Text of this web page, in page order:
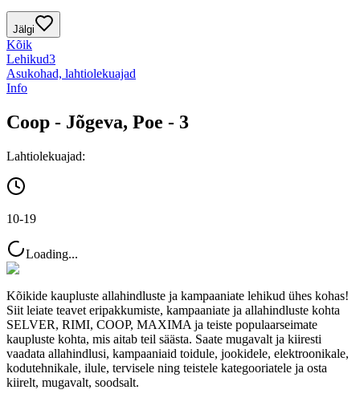
Jälgi
Kõik
Lehikud3
Asukohad, lahtiolekuajad
Info
Coop - Jõgeva, Poe - 3
Lahtiolekuajad:
10-19
Loading...
Kõikide kaupluste allahindluste ja kampaaniate lehikud ühes kohas!
Siit leiate teavet eripakkumiste, kampaaniate ja allahindluste kohta
SELVER, RIMI, COOP, MAXIMA ja teiste populaarseimate
kaupluste kohta, mis aitab teil säästa. Saate mugavalt ja kiiresti
vaadata allahindlusi, kampaaniaid toidule, jookidele, elektroonikale,
kodutehnikale, ilule, tervisele ning teistele kategooriatele ja osta
kiirelt, mugavalt, soodsalt.